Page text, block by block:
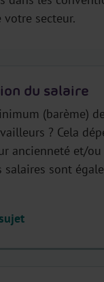
votre secteur.
du salaire
(barème)
? Cela
ancienneté et/
salaires sont